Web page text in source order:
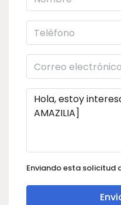
Enviando esta solicitud